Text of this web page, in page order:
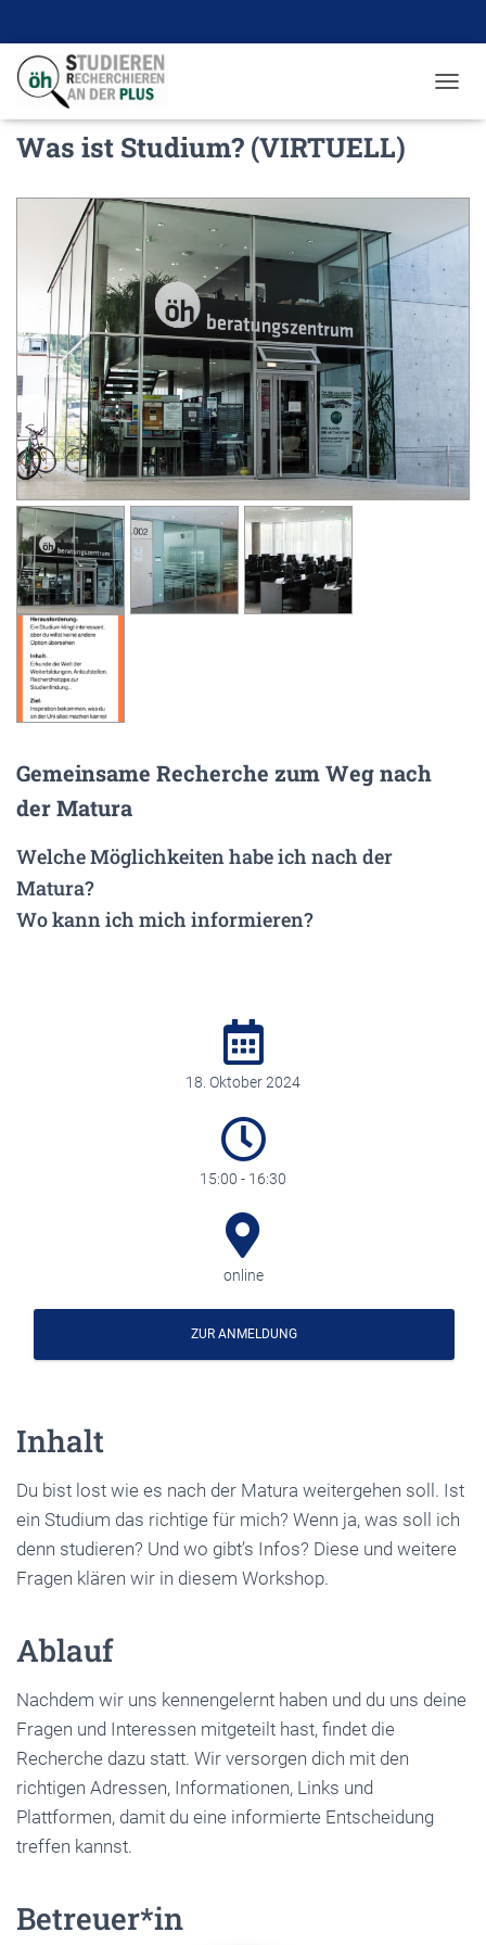
A
A
U
S
C
H
T
N
Was ist Studium? (VIRTUELL)
Gemeinsame Recherche zum Weg nach
der Matura
Welche Möglichkeiten habe ich nach der
Matura?
Wo kann ich mich informieren?
18. Oktober 2024
15:00 - 16:30
online
ZUR ANMELDUNG
Inhalt
Du bist lost wie es nach der Matura weitergehen soll. Ist
ein Studium das richtige für mich? Wenn ja, was soll ich
denn studieren? Und wo gibt’s Infos? Diese und weitere
Fragen klären wir in diesem Workshop.
Ablauf
Nachdem wir uns kennengelernt haben und du uns deine
Fragen und Interessen mitgeteilt hast, findet die
Recherche dazu statt. Wir versorgen dich mit den
richtigen Adressen, Informationen, Links und
Plattformen, damit du eine informierte Entscheidung
treffen kannst.
Betreuer*in